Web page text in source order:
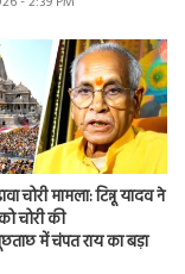
चोरी मामला: टिन्नू यादव ने
चोरी की
में चंपत राय का बड़ा